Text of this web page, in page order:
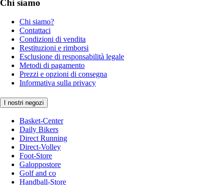
Chi siamo
Chi siamo?
Contattaci
Condizioni di vendita
Restituzioni e rimborsi
Esclusione di responsabilità legale
Metodi di pagamento
Prezzi e opzioni di consegna
Informativa sulla privacy
I nostri negozi
Basket-Center
Daily Bikers
Direct Running
Direct-Volley
Foot-Store
Galoppostore
Golf and co
Handball-Store